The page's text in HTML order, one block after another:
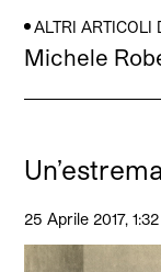
ALTRI ARTICOLI
Michele
25 Aprile 2017,